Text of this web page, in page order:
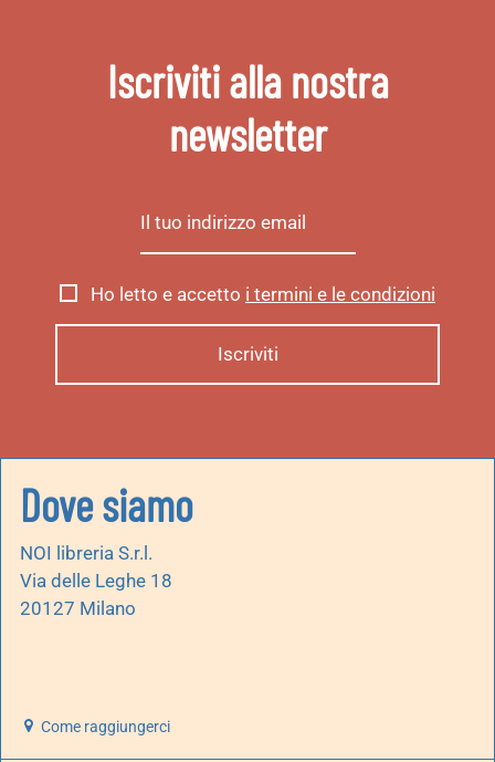
Iscriviti alla nostra
newsletter
Ho letto e accetto i termini e le condizioni
Dove siamo
NOI libreria S.r.l.
Via delle Leghe 18
20127 Milano
Come raggiungerci